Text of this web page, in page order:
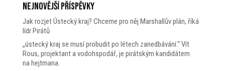
Nejnovější příspěvky
Jak rozjet Ústecký kraj? Chceme pro něj Marshallův plán, říká
lídr Pirátů
„ústecký kraj se musí probudit po létech zanedbávání.“ Vít
Rous, projektant a vodohspodář, je pirátským kandidátem
na hejtmana.